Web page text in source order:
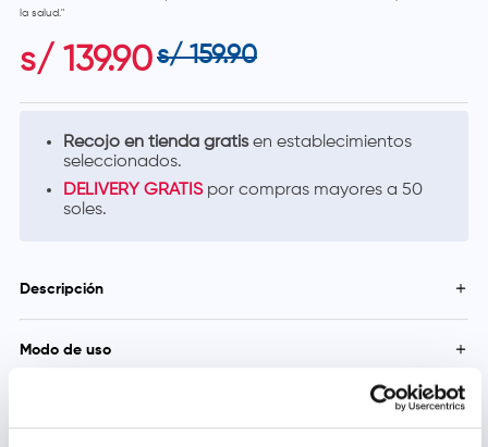
la salud."
s/ 139.90s/ 159.90
Recojo en tienda gratisen establecimientos
seleccionados.
DELIVERY GRATISpor compras mayores a 50
soles.
Descripción
Hidrata tu rostro con Hyaluronic Moisture Sensitive, la
Ayuda a prevenir los signos de la edad y a reducir la
aparición de rojeces.
Modo de uso
Aplica Hyaluronic Moisture Sensitive mañana y noche
directamente sobre la piel limpia y seca de tu rostro, cuello y
escote. Masajea hasta su completa absorción.